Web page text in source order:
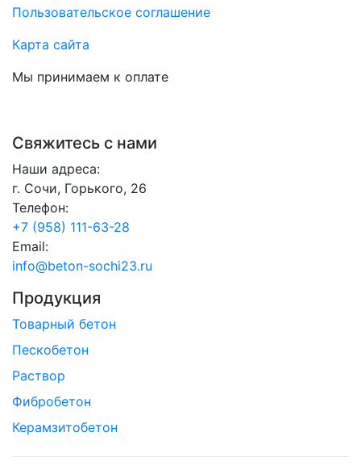
Пользовательское соглашение
Карта сайта
Мы принимаем к оплате
Свяжитесь с нами
Наши адреса:
г. Сочи, Горького, 26
Телефон:
+7 (958) 111-63-28
Email:
info@beton-sochi23.ru
Продукция
Товарный бетон
Пескобетон
Раствор
Фибробетон
Керамзитобетон